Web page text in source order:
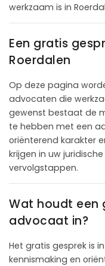
werkzaam is in
Een gratis
Roerdalen
Op deze pagina
advocaten die
gewenst bestaat de
te hebben met een
oriënterend karakter
krijgen in uw
vervolgstappen.
Wat houdt een
advocaat in?
Het gratis gesprek is
kennismaking en